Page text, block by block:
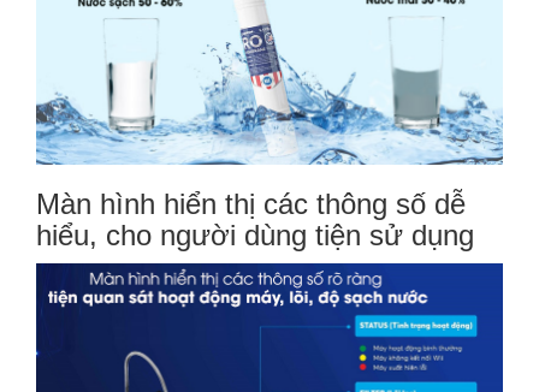
Màn hình hiển thị các thông số dễ
hiểu, cho người dùng tiện sử dụng